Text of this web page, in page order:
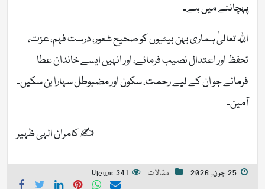
پہچاننے میں ہے۔
اللہ تعالیٰ ہماری بہن بیٹیوں کو صحیح شعور، درست فہم، عزت،
تحفظ اور اعتدال نصیب فرمائے، اور انہیں ایسے خاندان عطا
فرمائے جو ان کے لیے رحمت، سکون اور مضبوطل سہارا بن سکیں۔
آمین۔
✍️ کامران الہی ظہیر
25 جون, 2026 مقالات 341 Views